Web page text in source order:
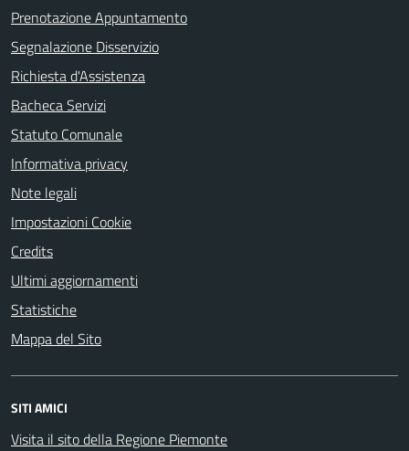
Prenotazione Appuntamento
Segnalazione Disservizio
Richiesta d'Assistenza
Bacheca Servizi
Statuto Comunale
Informativa privacy
Note legali
Impostazioni Cookie
Credits
Ultimi aggiornamenti
Statistiche
Mappa del Sito
SITI AMICI
Visita il sito della Regione Piemonte